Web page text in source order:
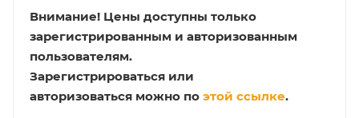
Внимание! Цены доступны только
зарегистрированным и авторизованным
пользователям.
Зарегистрироваться или
авторизоваться можно по этой ссылке.